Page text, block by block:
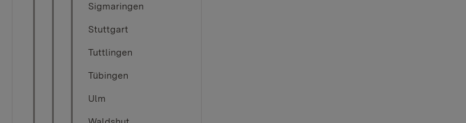
Sigmaringen
Stuttgart
Tuttlingen
Tübingen​​​​
Ulm